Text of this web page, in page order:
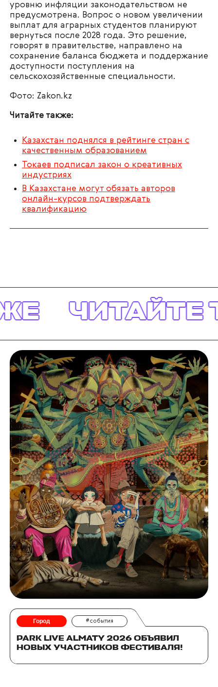
уровню инфляции законодательством не
предусмотрена. Вопрос о новом увеличении
выплат для аграрных студентов планируют
вернуться после 2028 года. Это решение,
говорят в правительстве, направлено на
сохранение баланса бюджета и поддержание
доступности поступления на
сельскохозяйственные специальности.
Фото: Zakon.kz
Читайте также:
Казахстан поднялся в рейтинге стран с
качественным образованием
Токаев подписал закон о креативных
индустриях
В Казахстане могут обязать авторов
онлайн-курсов подтверждать
квалификацию
ЧИТАЙТЕ
Город #события
PARK LIVE ALMATY 2026 ОБЪЯВИЛ
НОВЫХ УЧАСТНИКОВ ФЕСТИВАЛЯ!